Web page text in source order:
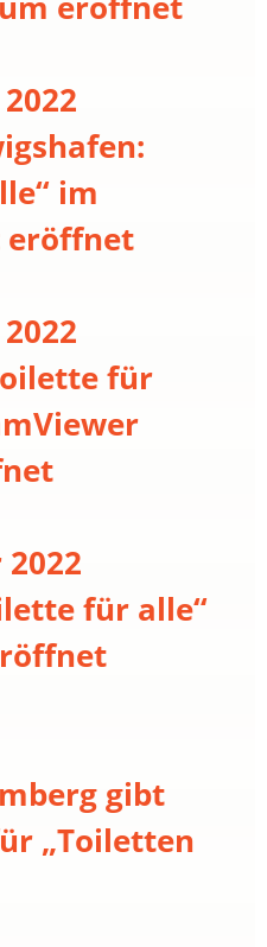
im
eröffnet
für
für alle“
gibt
„Toiletten